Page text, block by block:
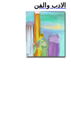
الادب والفن